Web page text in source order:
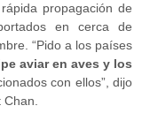
propagación de
en cerca de
“Pido a los países
aviar en aves y los
con ellos”, dijo